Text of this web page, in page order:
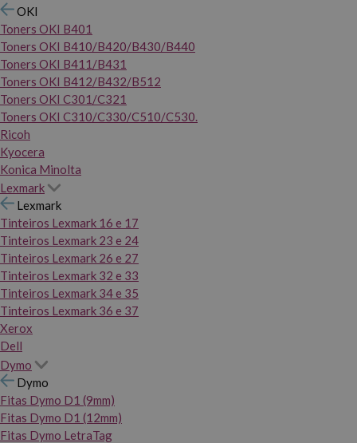
OKI
Toners OKI B401
Toners OKI B410/B420/B430/B440
Toners OKI B411/B431
Toners OKI B412/B432/B512
Toners OKI C301/C321
Toners OKI C310/C330/C510/C530.
Ricoh
Kyocera
Konica Minolta
Lexmark
Lexmark
Tinteiros Lexmark 16 e 17
Tinteiros Lexmark 23 e 24
Tinteiros Lexmark 26 e 27
Tinteiros Lexmark 32 e 33
Tinteiros Lexmark 34 e 35
Tinteiros Lexmark 36 e 37
Xerox
Dell
Dymo
Dymo
Fitas Dymo D1 (9mm)
Fitas Dymo D1 (12mm)
Fitas Dymo LetraTag